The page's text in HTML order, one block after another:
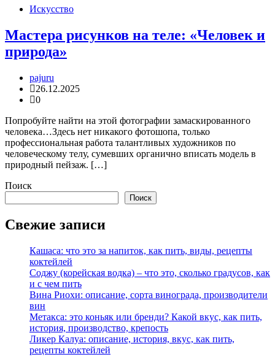
Искусство
Мастера рисунков на теле: «Человек и
природа»
pajuru
26.12.2025
0
Попробуйте найти на этой фотографии замаскированного
человека…Здесь нет никакого фотошопа, только
профессиональная работа талантливых художников по
человеческому телу, сумевших органично вписать модель в
природный пейзаж. […]
Поиск
Поиск
Свежие записи
Кашаса: что это за напиток, как пить, виды, рецепты
коктейлей
Соджу (корейская водка) – что это, сколько градусов, как
и с чем пить
Вина Риохи: описание, сорта винограда, производители
вин
Метакса: это коньяк или бренди? Какой вкус, как пить,
история, производство, крепость
Ликер Калуа: описание, история, вкус, как пить,
рецепты коктейлей